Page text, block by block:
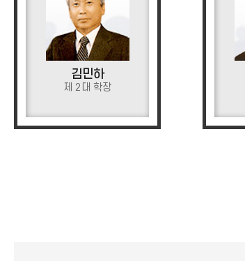
김민하
제 2대 학장